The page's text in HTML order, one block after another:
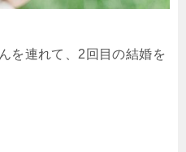
を連れて、2回目の結婚を